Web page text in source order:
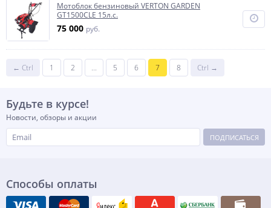
Мотоблок бензиновый VERTON GARDEN
GT1500CLE 15л.с.
75 000 руб.
← Ctrl 1 2 ... 5 6 7 8 Ctrl →
Будьте в курсе!
Новости, обзоры и акции
ПОДПИСАТЬСЯ
Способы оплаты